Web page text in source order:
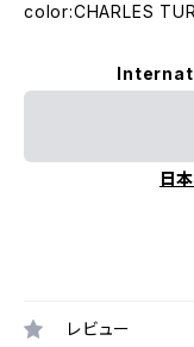
color:CHARLES
日
レビュー